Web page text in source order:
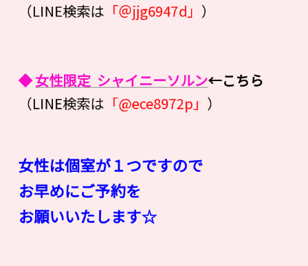
（LINE検索は 「＠jjg6947d」 ）
◆女性限定 シャイニーソルン←こちら
（LINE検索は 「@ece8972p」 ）
女性は個室が１つですので
お早めにご予約を
お願いいたします☆